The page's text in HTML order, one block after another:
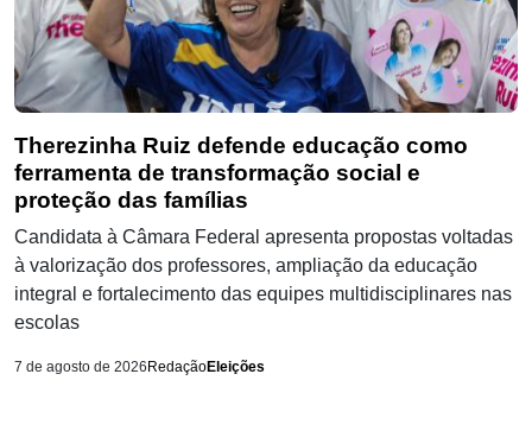
Therezinha Ruiz defende educação como
ferramenta de transformação social e
proteção das famílias
Candidata à Câmara Federal apresenta propostas voltadas
à valorização dos professores, ampliação da educação
integral e fortalecimento das equipes multidisciplinares nas
escolas
7 de agosto de 2026 RedaçãoEleições